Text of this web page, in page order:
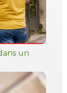
un